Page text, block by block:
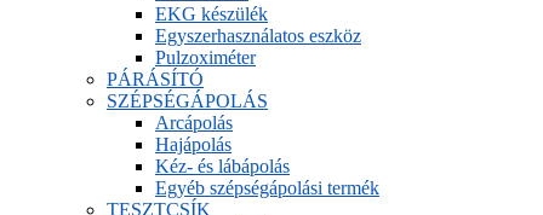
EKG készülék
Egyszerhasználatos eszköz
Pulzoximéter
PÁRÁSÍTÓ
SZÉPSÉGÁPOLÁS
Arcápolás
Hajápolás
Kéz- és lábápolás
Egyéb szépségápolási termék
TESZTCSÍK